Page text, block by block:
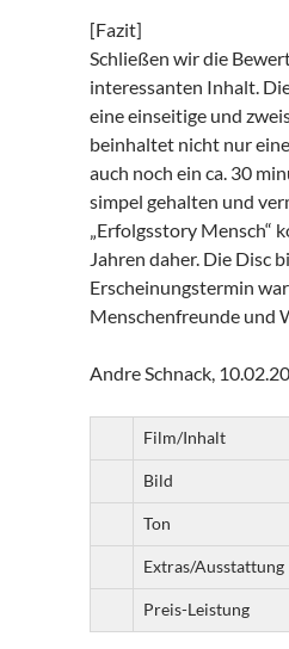
[Fazit]
Schließen wir die
interessanten Inhalt.
eine einseitige und
beinhaltet nicht nur
auch noch ein ca. 30
simpel gehalten und
„Erfolgsstory Mensch“
Jahren daher. Die Disc
Erscheinungstermin
Menschenfreunde und
Andre Schnack,
Film/Inhalt
Bild
Ton
Extras/Ausstattung
Preis-Leistung